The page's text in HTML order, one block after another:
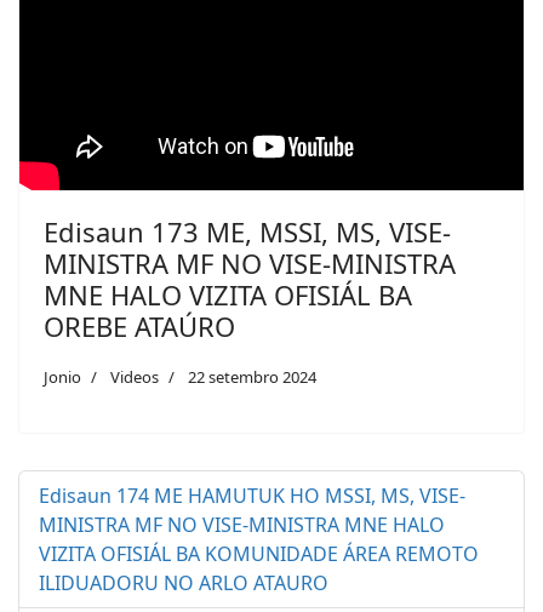
Edisaun 173 ME, MSSI, MS, VISE-
MINISTRA MF NO VISE-MINISTRA
MNE HALO VIZITA OFISIÁL BA
OREBE ATAÚRO
Jonio Videos 22 setembro 2024
Edisaun 174 ME HAMUTUK HO MSSI, MS, VISE-
MINISTRA MF NO VISE-MINISTRA MNE HALO
VIZITA OFISIÁL BA KOMUNIDADE ÁREA REMOTO
ILIDUADORU NO ARLO ATAURO